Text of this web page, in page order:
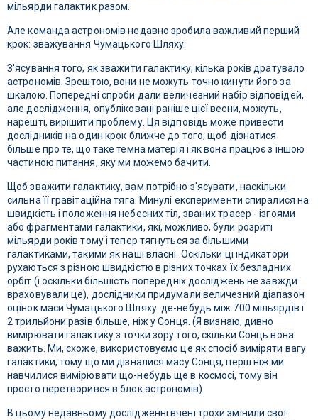
мільярди галактик разом.
Але команда астрономів недавно зробила важливий перший
крок: зважування Чумацького Шляху.
З'ясування того, як зважити галактику, кілька років дратувало
астрономів. Зрештою, вони не можуть точно кинути його за
шкалою. Попередні спроби дали величезний набір відповідей,
але дослідження, опубліковані раніше цієї весни, можуть,
нарешті, вирішити проблему. Ця відповідь може привести
дослідників на один крок ближче до того, щоб дізнатися
більше про те, що таке темна матерія і як вона працює з іншою
частиною питання, яку ми можемо бачити.
Щоб зважити галактику, вам потрібно з'ясувати, наскільки
сильна її гравітаційна тяга. Минулі експерименти спиралися на
швидкість і положення небесних тіл, званих трасер - ізгоями
або фрагментами галактики, які, можливо, були розриті
мільярди років тому і тепер тягнуться за більшими
галактиками, такими як наші власні. Оскільки ці індикатори
рухаються з різною швидкістю в різних точках їх безладних
орбіт (і оскільки більшість попередніх досліджень не завжди
враховували це), дослідники придумали величезний діапазон
оцінок маси Чумацького Шляху: де-небудь між 700 мільярдів і
2 трильйони разів більше, ніж у Сонця. (Я визнаю, дивно
вимірювати галактику з точки зору того, скільки Сонць вона
важить. Ми, схоже, використовуємо це як спосіб виміряти вагу
галактики, тому що ми дізналися масу Сонця, перш ніж ми
навчилися вимірювати що-небудь ще в космосі, тому він
просто перетворився в блок астрономів).
В цьому недавньому дослідженні вчені трохи змінили свої